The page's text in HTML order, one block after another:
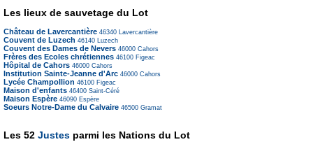
Les lieux de sauvetage du Lot
Château de Lavercantière 46340 Lavercantière
Couvent de Luzech 46140 Luzech
Couvent des Dames de Nevers 46000 Cahors
Frères des Ecoles chrétiennes 46100 Figeac
Hôpital de Cahors 46000 Cahors
Institution Sainte-Jeanne d'Arc 46000 Cahors
Lycée Champollion 46100 Figeac
Maison d'enfants 46400 Saint-Céré
Maison Espère 46090 Espère
Soeurs Notre-Dame du Calvaire 46500 Gramat
Les 52 Justes parmi les Nations du Lot